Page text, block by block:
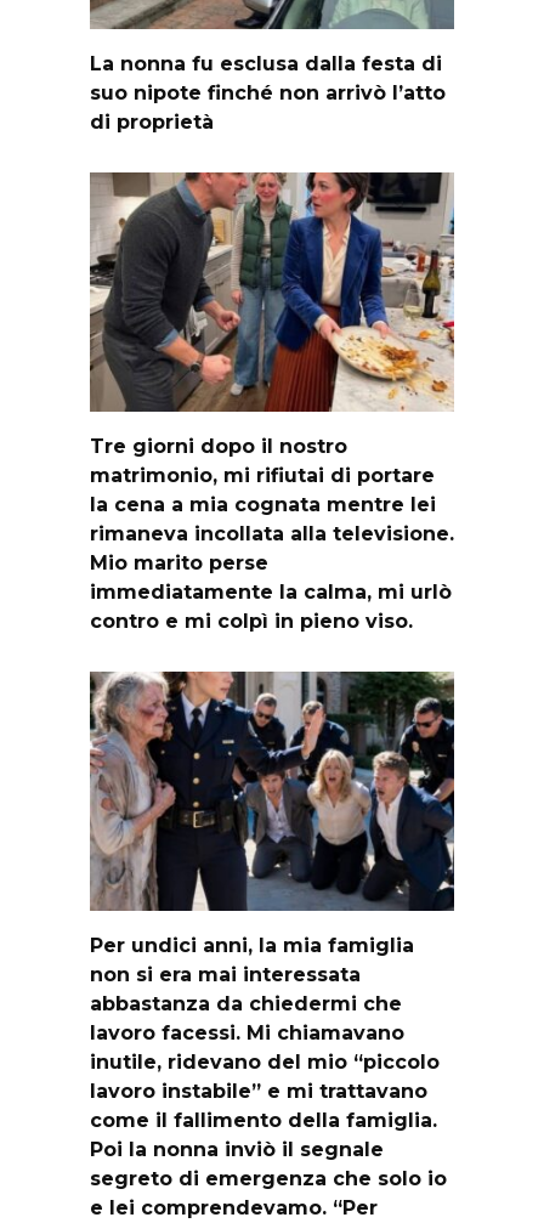
La nonna fu esclusa dalla festa di
suo nipote finché non arrivò l’atto
di proprietà
Tre giorni dopo il nostro
matrimonio, mi rifiutai di portare
la cena a mia cognata mentre lei
rimaneva incollata alla televisione.
Mio marito perse
immediatamente la calma, mi urlò
contro e mi colpì in pieno viso.
Per undici anni, la mia famiglia
non si era mai interessata
abbastanza da chiedermi che
lavoro facessi. Mi chiamavano
inutile, ridevano del mio “piccolo
lavoro instabile” e mi trattavano
come il fallimento della famiglia.
Poi la nonna inviò il segnale
segreto di emergenza che solo io
e lei comprendevamo. “Per